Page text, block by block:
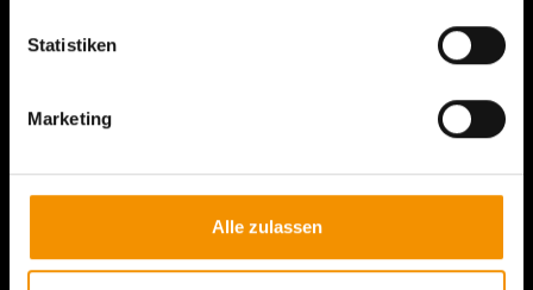
Statistiken
Marketing
Alle zulassen